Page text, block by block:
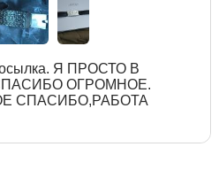
Я ПРОСТО В
ОГРОМНОЕ.
СПАСИБО,РАБОТА